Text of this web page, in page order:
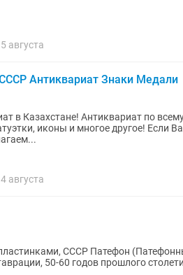
августа
Антиквариат Знаки Медали
в Казахстане! Антиквариат по
иконы и многое другое! Если
августа
СССР Патефон
50-60 годов прошлого